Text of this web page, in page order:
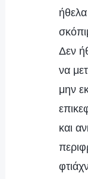
Δεν
να
μην
και